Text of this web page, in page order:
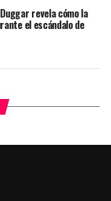
revela cómo la
el escándalo de